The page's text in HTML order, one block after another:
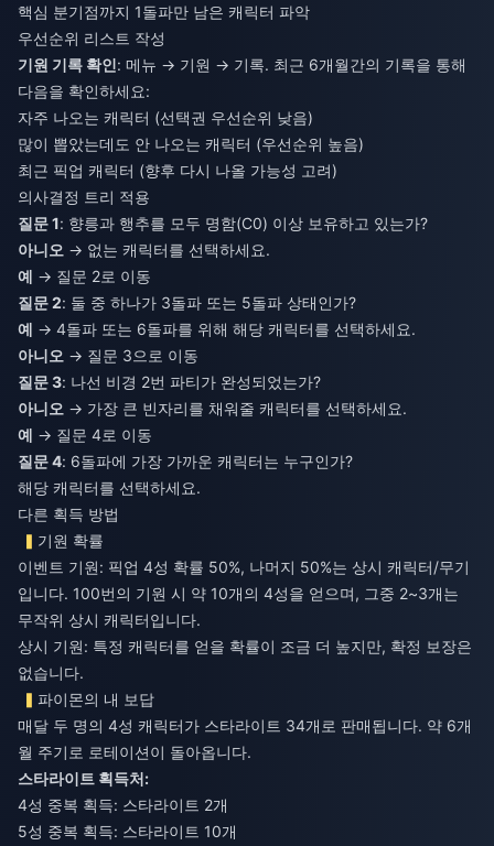
핵심 분기점까지 1돌파만 남은 캐릭터 파악
우선순위 리스트 작성
기원 기록 확인: 메뉴 → 기원 → 기록. 최근 6개월간의 기록을 통해
다음을 확인하세요:
자주 나오는 캐릭터 (선택권 우선순위 낮음)
많이 뽑았는데도 안 나오는 캐릭터 (우선순위 높음)
최근 픽업 캐릭터 (향후 다시 나올 가능성 고려)
의사결정 트리 적용
질문 1: 향릉과 행추를 모두 명함(C0) 이상 보유하고 있는가?
아니오 → 없는 캐릭터를 선택하세요.
예 → 질문 2로 이동
질문 2: 둘 중 하나가 3돌파 또는 5돌파 상태인가?
예 → 4돌파 또는 6돌파를 위해 해당 캐릭터를 선택하세요.
아니오 → 질문 3으로 이동
질문 3: 나선 비경 2번 파티가 완성되었는가?
아니오 → 가장 큰 빈자리를 채워줄 캐릭터를 선택하세요.
예 → 질문 4로 이동
질문 4: 6돌파에 가장 가까운 캐릭터는 누구인가?
해당 캐릭터를 선택하세요.
다른 획득 방법
기원 확률
이벤트 기원: 픽업 4성 확률 50%, 나머지 50%는 상시 캐릭터/무기
입니다. 100번의 기원 시 약 10개의 4성을 얻으며, 그중 2~3개는
무작위 상시 캐릭터입니다.
상시 기원: 특정 캐릭터를 얻을 확률이 조금 더 높지만, 확정 보장은
없습니다.
파이몬의 내 보답
매달 두 명의 4성 캐릭터가 스타라이트 34개로 판매됩니다. 약 6개
월 주기로 로테이션이 돌아옵니다.
스타라이트 획득처:
4성 중복 획득: 스타라이트 2개
5성 중복 획득: 스타라이트 10개